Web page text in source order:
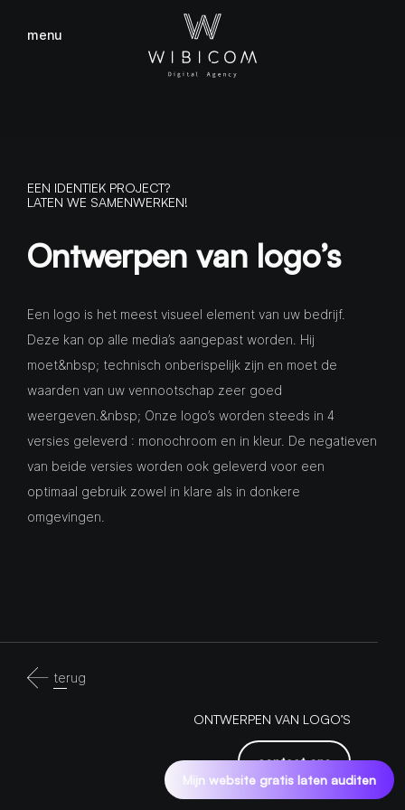
menu
Ontwerpen van logo’s
Een logo is het meest visueel element van uw bedrijf.
Deze kan op alle media’s aangepast worden. Hij
moet&nbsp; technisch onberispelijk zijn en moet de
waarden van uw vennootschap zeer goed
weergeven.&nbsp; Onze logo’s worden steeds in 4
versies geleverd : monochroom en in kleur. De negatieven
van beide versies worden ook geleverd voor een
optimaal gebruik zowel in klare als in donkere
omgevingen.
EEN IDENTIEK PROJECT?
LATEN WE SAMENWERKEN!
terug
contact ons
ONTWERPEN VAN LOGO’S
Mijn website gratis laten auditen